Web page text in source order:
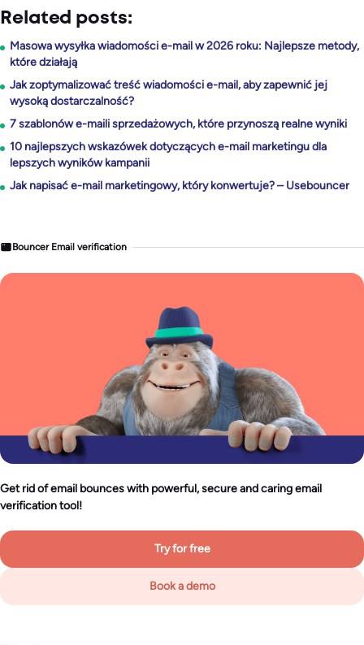
Related posts:
Masowa wysyłka wiadomości e-mail w 2026 roku: Najlepsze metody,
które działają
Jak zoptymalizować treść wiadomości e-mail, aby zapewnić jej
wysoką dostarczalność?
7 szablonów e-maili sprzedażowych, które przynoszą realne wyniki
10 najlepszych wskazówek dotyczących e-mail marketingu dla
lepszych wyników kampanii
Jak napisać e-mail marketingowy, który konwertuje? – Usebouncer
Bouncer Email verification
Get rid of email bounces with powerful, secure and caring email
verification tool!
Try for free
Book a demo